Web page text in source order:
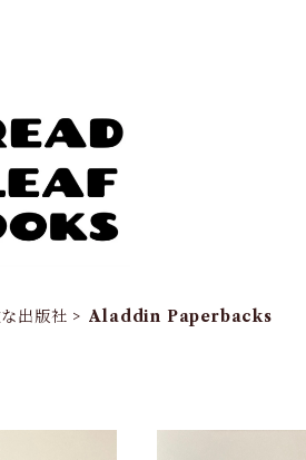
出版社 Aladdin Paperbacks